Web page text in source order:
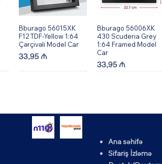
Quick View
Bburago 56015XK
F12 TDF-Yellow 1:64
Çərçivəli Model Car
Price
33,95 ₼
Quick View
Bburago 56006XK
430 Scuderia Grey
1:64 Framed Model
Car
Price
33,95 ₼
Quick View
Bburago 56010XK
458 Speciale-Yellow
Ana səhifə
Sifariş İzləmə